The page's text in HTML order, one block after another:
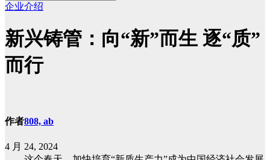
企业介绍
新兴铸管：向“新”而生 逐“质”
而行
作者808, ab
4 月 24, 2024